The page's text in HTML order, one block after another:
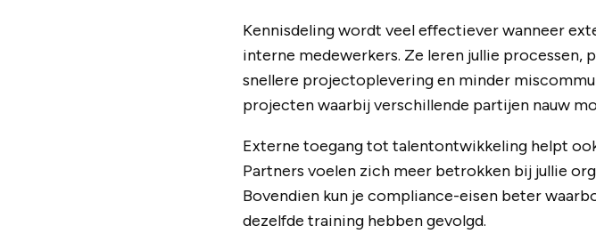
Kennisdeling wordt veel effectiever wanneer
interne medewerkers. Ze leren jullie processen,
snellere projectoplevering en minder
projecten waarbij verschillende partijen nauw
Externe toegang tot talentontwikkeling helpt
Partners voelen zich meer betrokken bij jullie
Bovendien kun je compliance-eisen beter
dezelfde training hebben gevolgd.